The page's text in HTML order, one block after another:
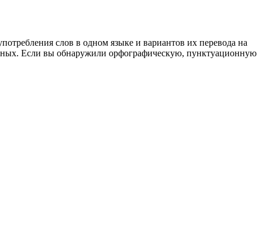
слов в одном языке и вариантов их перевода на
Если вы обнаружили орфографическую, пунктуационную